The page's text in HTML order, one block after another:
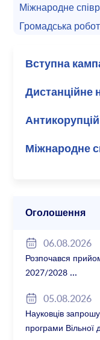
Міжнародне
Громадська
Вступна
Дистанційне
Міжнародне
Оголошення
06.08.2026
Розпочався
2027/2028
05.08.2026
Науковців
програми